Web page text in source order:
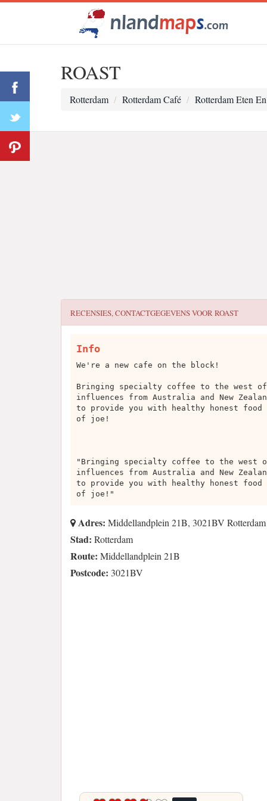
ROAST
Rotterdam Rotterdam Café Rotterdam Eten
RECENSIES, CONTACTGEGEVENS VOORROAST
Info
We're a new cafe on the block!
Bringing specialty coffee to the west of
influences from Australia and New
to provide you with healthy honest food
of joe!
"Bringing specialty coffee to the west
influences from Australia and New
to provide you with healthy honest food
of joe!"
Adres: Middellandplein 21B, 3021BV Rotterdam
Stad: Rotterdam
Route: Middellandplein 21B
Postcode: 3021BV